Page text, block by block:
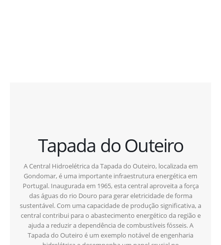
Tapada do Outeiro
A Central Hidroelétrica da Tapada do Outeiro, localizada em
Gondomar, é uma importante infraestrutura energética em
Portugal. Inaugurada em 1965, esta central aproveita a força
das águas do rio Douro para gerar eletricidade de forma
sustentável. Com uma capacidade de produção significativa, a
central contribui para o abastecimento energético da região e
ajuda a reduzir a dependência de combustíveis fósseis. A
Tapada do Outeiro é um exemplo notável de engenharia